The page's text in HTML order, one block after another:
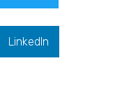
LinkedIn